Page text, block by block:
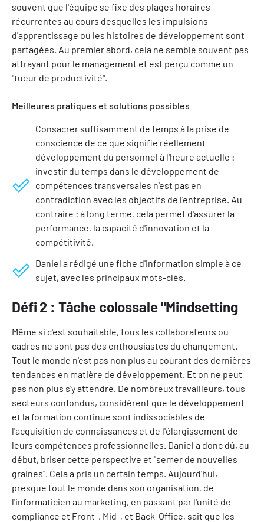
souvent que l'équipe se fixe des plages horaires
récurrentes au cours desquelles les impulsions
d'apprentissage ou les histoires de développement sont
partagées. Au premier abord, cela ne semble souvent pas
attrayant pour le management et est perçu comme un
"tueur de productivité".
Meilleures pratiques et solutions possibles
Consacrer suffisamment de temps à la prise de
conscience de ce que signifie réellement
développement du personnel à l'heure actuelle :
investir du temps dans le développement de
compétences transversales n'est pas en
contradiction avec les objectifs de l'entreprise. Au
contraire : à long terme, cela permet d'assurer la
performance, la capacité d'innovation et la
compétitivité.
Daniel a rédigé une fiche d'information simple à ce
sujet, avec les principaux mots-clés.
Défi 2 : Tâche colossale "Mindsetting
Même si c'est souhaitable, tous les collaborateurs ou
cadres ne sont pas des enthousiastes du changement.
Tout le monde n'est pas non plus au courant des dernières
tendances en matière de développement. Et on ne peut
pas non plus s'y attendre. De nombreux travailleurs, tous
secteurs confondus, considèrent que le développement
et la formation continue sont indissociables de
l'acquisition de connaissances et de l'élargissement de
leurs compétences professionnelles. Daniel a donc dû, au
début, briser cette perspective et "semer de nouvelles
graines". Cela a pris un certain temps. Aujourd'hui,
presque tout le monde dans son organisation, de
l'informaticien au marketing, en passant par l'unité de
compliance et Front-, Mid-, et Back-Office, sait que les